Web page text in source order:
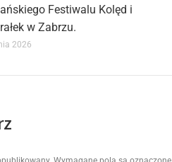
Festiwalu Kolęd i
w Zabrzu.
2026